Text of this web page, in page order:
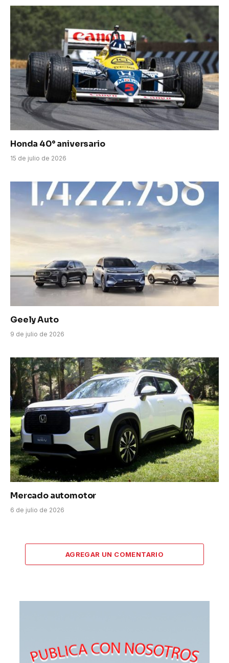
Honda 40° aniversario
15 de julio de 2026
Geely Auto
9 de julio de 2026
Mercado automotor
6 de julio de 2026
AGREGAR UN COMENTARIO